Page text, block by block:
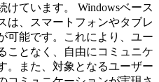
けています。 Windowsベース
は、スマートフォンやタブレ
可能です。これにより、ユー
ことなく、自由にコミュニケ
。また、対象となるユーザー